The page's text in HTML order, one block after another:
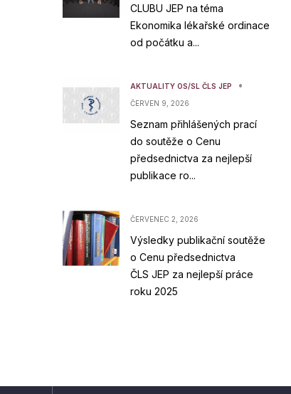
CLUBU JEP na téma
Ekonomika lékařské ordinace
od počátku a...
AKTUALITY OS/SL ČLS JEP •
ČERVEN 9, 2026
Seznam přihlášených prací
do soutěže o Cenu
předsednictva za nejlepší
publikace ro...
ČERVENEC 2, 2026
Výsledky publikační soutěže
o Cenu předsednictva
ČLS JEP za nejlepší práce
roku 2025